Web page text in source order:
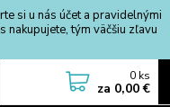
si u nás účet a pravidelnými
nakupujete, tým väčšiu zľavu
0 ks
za 0,00 €